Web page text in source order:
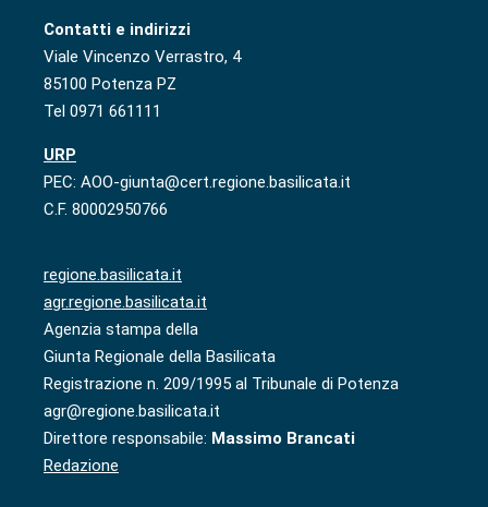
Contatti e indirizzi
Viale Vincenzo Verrastro, 4
85100 Potenza PZ
Tel 0971 661111
URP
PEC: AOO-giunta@cert.regione.basilicata.it
C.F. 80002950766
regione.basilicata.it
agr.regione.basilicata.it
Agenzia stampa della
Giunta Regionale della Basilicata
Registrazione n. 209/1995 al Tribunale di Potenza
agr@regione.basilicata.it
Direttore responsabile: Massimo Brancati
Redazione